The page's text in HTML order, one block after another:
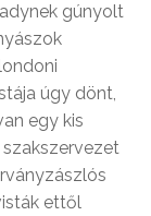
gúnyolt
úgy dönt,
egy kis
ettől